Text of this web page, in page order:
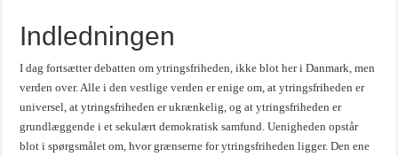
Indledningen
I dag fortsætter debatten om ytringsfriheden, ikke blot her i Danmark, men
verden over. Alle i den vestlige verden er enige om, at ytringsfriheden er
universel, at ytringsfriheden er ukrænkelig, og at ytringsfriheden er
grundlæggende i et sekulært demokratisk samfund. Uenigheden opstår
blot i spørgsmålet om, hvor grænserne for ytringsfriheden ligger. Den ene